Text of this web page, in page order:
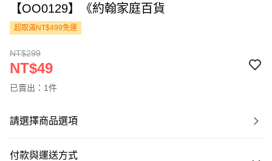
【OO0129】《約翰家庭百貨
超取滿NT$499免運
NT$299
NT$49
已賣出：1件
請選擇商品選項
付款與運送方式